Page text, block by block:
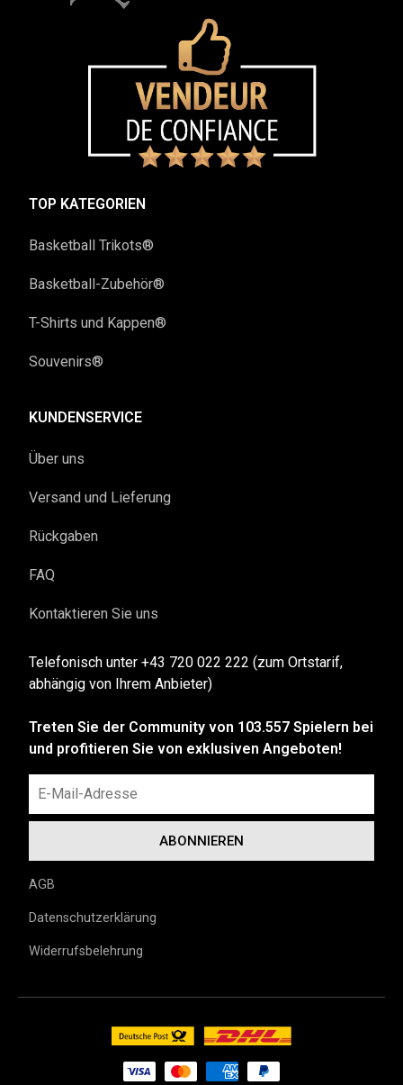
TOP KATEGORIEN
Basketball Trikots®
Basketball-Zubehör®
T-Shirts und Kappen®
Souvenirs®
KUNDENSERVICE
Über uns
Versand und Lieferung
Rückgaben
FAQ
Kontaktieren Sie uns
Treten Sie der Community von 103.557 Spielern bei
und profitieren Sie von exklusiven Angeboten!
Telefonisch unter +43 720 022 222 (zum Ortstarif,
abhängig von Ihrem Anbieter)
AGB
Datenschutzerklärung
Widerrufsbelehrung